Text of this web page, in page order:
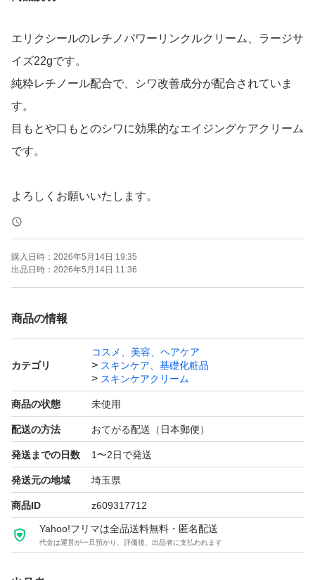
エリクシールのレチノパワーリンクルクリーム、ラージサ
イズ22gです。
純粋レチノール配合で、シワ改善成分が配合されていま
す。
目もとや口もとのシワに効果的なエイジングケアクリーム
です。
よろしくお願いいたします。
購入日時： 2026年5月14日 19:35
出品日時： 2026年5月14日 11:36
商品の情報
カテゴリ
コスメ、美容、ヘアケア
スキンケア、基礎化粧品
スキンケアクリーム
商品の状態 未使用
配送の方法 おてがる配送（日本郵便）
発送までの日数 1〜2日で発送
発送元の地域 埼玉県
商品ID z609317712
Yahoo!フリマは全品送料無料・匿名配送
代金は運営が一旦預かり、評価後、出品者に支払われます